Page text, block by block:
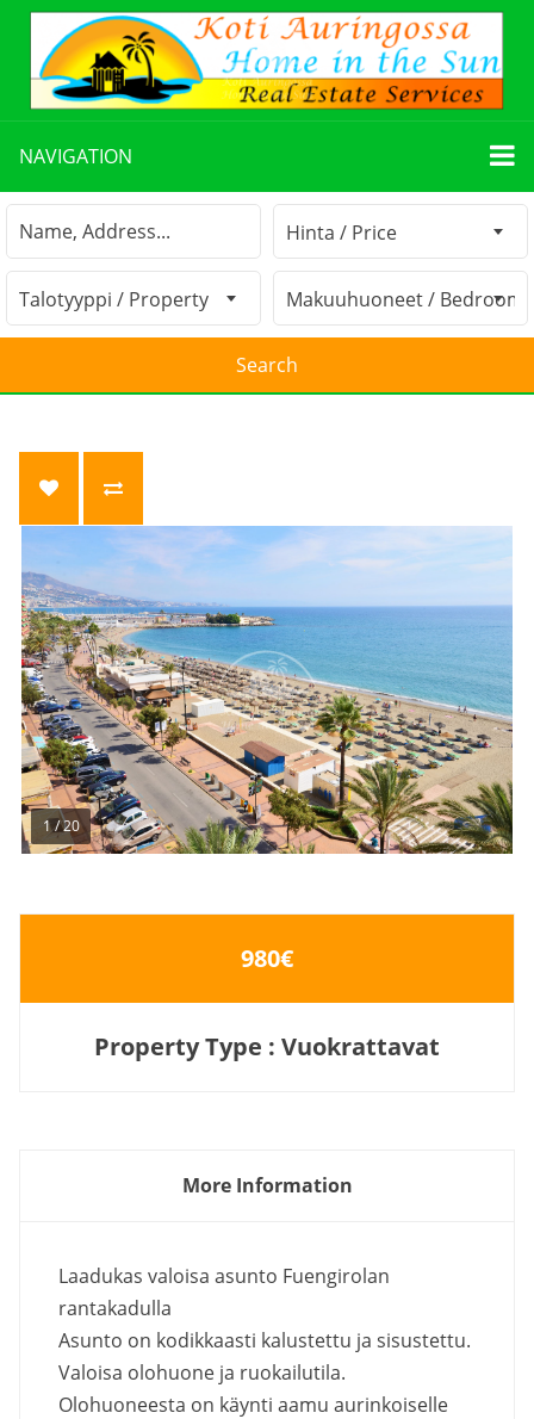
NAVIGATION
1/20
980€
Property Type : Vuokrattavat
More Information
Laadukas valoisa asunto Fuengirolan
rantakadulla
Asunto on kodikkaasti kalustettu ja sisustettu.
Valoisa olohuone ja ruokailutila.
Olohuoneesta on käynti aamu aurinkoiselle